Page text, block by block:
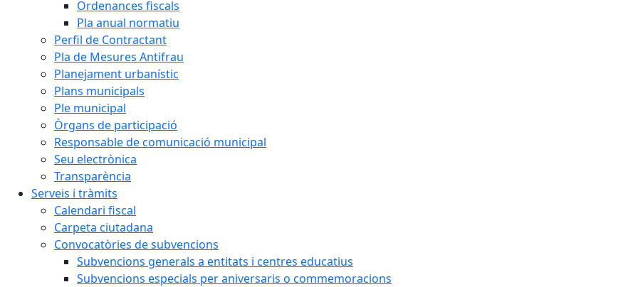
Ordenances fiscals
Pla anual normatiu
Perfil de Contractant
Pla de Mesures Antifrau
Planejament urbanístic
Plans municipals
Ple municipal
Òrgans de participació
Responsable de comunicació municipal
Seu electrònica
Transparència
Serveis i tràmits
Calendari fiscal
Carpeta ciutadana
Convocatòries de subvencions
Subvencions generals a entitats i centres educatius
Subvencions especials per aniversaris o commemoracions